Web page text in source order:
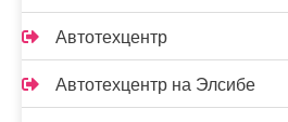
Автотехцентр
Автотехцентр на Элсибе